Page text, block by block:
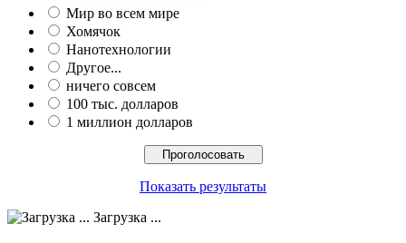
Мир во всем мире
Хомячок
Нанотехнологии
Другое...
ничего совсем
100 тыс. долларов
1 миллион долларов
Показать результаты
Загрузка ...